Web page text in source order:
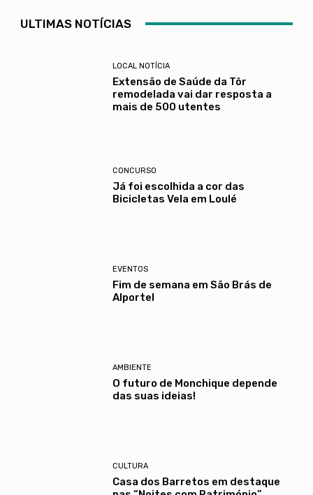
ULTIMAS NOTÍCIAS
LOCAL NOTÍCIA
Extensão de Saúde da Tôr
remodelada vai dar resposta a
mais de 500 utentes
CONCURSO
Já foi escolhida a cor das
Bicicletas Vela em Loulé
EVENTOS
Fim de semana em São Brás de
Alportel
AMBIENTE
O futuro de Monchique depende
das suas ideias!
CULTURA
Casa dos Barretos em destaque